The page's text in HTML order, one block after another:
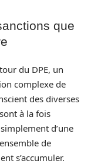
que
du DPE, un
complexe de
des diverses
à la fois
d’une
de
s’accumuler.